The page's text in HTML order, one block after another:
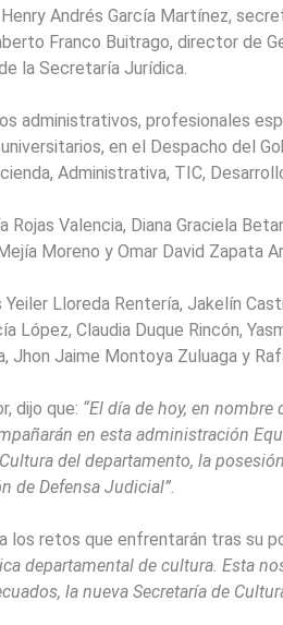
Andrés García Martínez,
Franco Buitrago, director de
la Secretaría Jurídica.
administrativos, profesionales
en el Despacho del
Administrativa, TIC,
Valencia, Diana Graciela
Moreno y Omar David Zapata
Lloreda Rentería, Jakelín
López, Claudia Duque Rincón,
Jhon Jaime Montoya Zuluaga y
dijo que: “El día de hoy, en
en esta administración
del departamento, la
de Defensa Judicial”.
los retos que enfrentarán tras su
departamental de cultura. Esta
la nueva Secretaría de